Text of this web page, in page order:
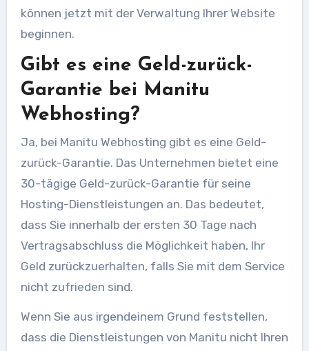
können jetzt mit der Verwaltung Ihrer Website
beginnen.
Gibt es eine Geld-zurück-
Garantie bei Manitu
Webhosting?
Ja, bei Manitu Webhosting gibt es eine Geld-
zurück-Garantie. Das Unternehmen bietet eine
30-tägige Geld-zurück-Garantie für seine
Hosting-Dienstleistungen an. Das bedeutet,
dass Sie innerhalb der ersten 30 Tage nach
Vertragsabschluss die Möglichkeit haben, Ihr
Geld zurückzuerhalten, falls Sie mit dem Service
nicht zufrieden sind.
Wenn Sie aus irgendeinem Grund feststellen,
dass die Dienstleistungen von Manitu nicht Ihren